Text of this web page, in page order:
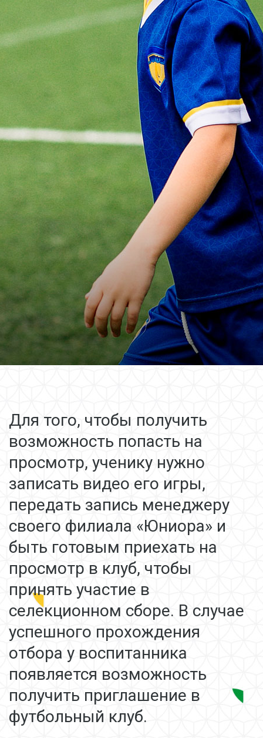
Для того, чтобы получить
возможность попасть на
просмотр, ученику нужно
записать видео его игры,
передать запись менеджеру
своего филиала «Юниора» и
быть готовым приехать на
просмотр в клуб, чтобы
принять участие в
селекционном сборе. В случае
успешного прохождения
отбора у воспитанника
появляется возможность
получить приглашение в
футбольный клуб.